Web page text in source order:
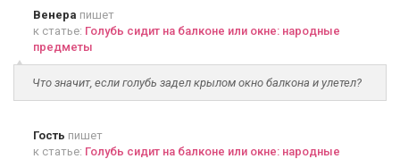
Венера пишет
к статье: Голубь сидит на балконе или окне: народные
предметы
Что значит, если голубь задел крылом окно балкона и улетел?
Гость пишет
к статье: Голубь сидит на балконе или окне: народные